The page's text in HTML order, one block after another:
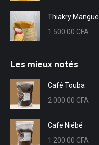
Thiakry Mangue
1 500.00 CFA
Les mieux notés
Café Touba
2 000.00 CFA
Cafe Niébé
1 200.00 CFA